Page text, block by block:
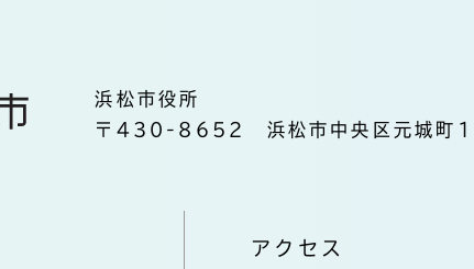
浜松市役所
〒430-8652 浜松市中央区元城町
アクセス